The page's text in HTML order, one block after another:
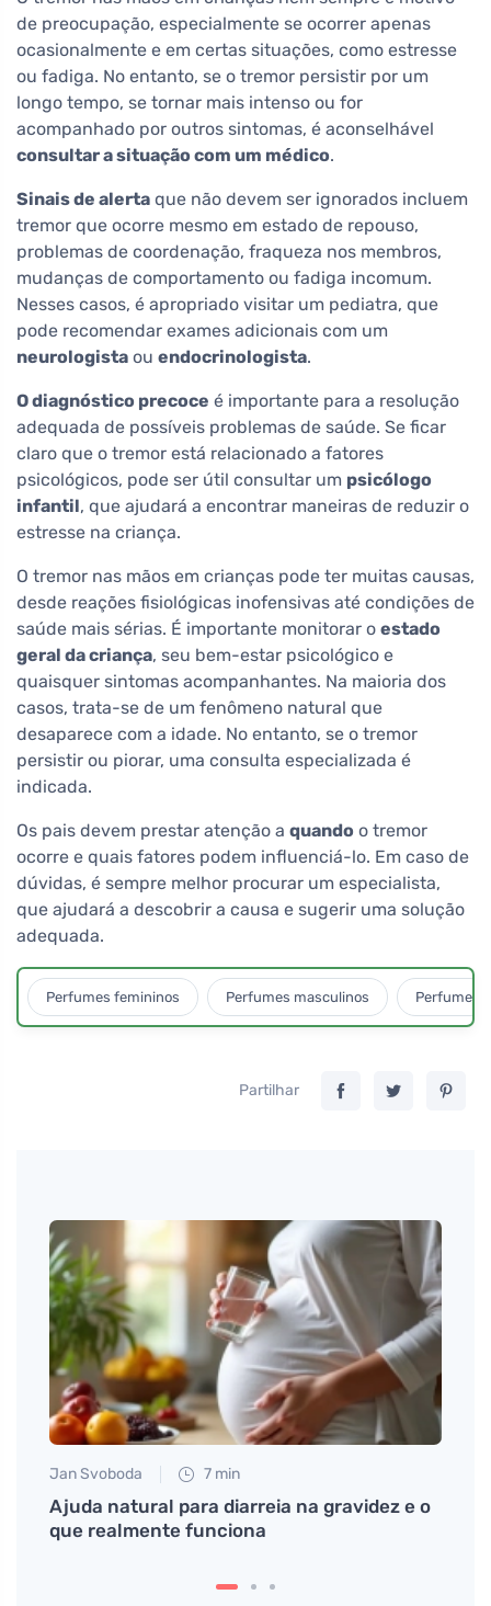
de preocupação, especialmente se ocorrer apenas
ocasionalmente e em certas situações, como estresse
ou fadiga. No entanto, se o tremor persistir por um
longo tempo, se tornar mais intenso ou for
acompanhado por outros sintomas, é aconselhável
consultar a situação com um médico.
Sinais de alerta que não devem ser ignorados incluem
tremor que ocorre mesmo em estado de repouso,
problemas de coordenação, fraqueza nos membros,
mudanças de comportamento ou fadiga incomum.
Nesses casos, é apropriado visitar um pediatra, que
pode recomendar exames adicionais com um
neurologista ou endocrinologista.
O diagnóstico precoce é importante para a resolução
adequada de possíveis problemas de saúde. Se ficar
claro que o tremor está relacionado a fatores
psicológicos, pode ser útil consultar um psicólogo
infantil, que ajudará a encontrar maneiras de reduzir o
estresse na criança.
O tremor nas mãos em crianças pode ter muitas causas,
desde reações fisiológicas inofensivas até condições de
saúde mais sérias. É importante monitorar o estado
geral da criança, seu bem-estar psicológico e
quaisquer sintomas acompanhantes. Na maioria dos
casos, trata-se de um fenômeno natural que
desaparece com a idade. No entanto, se o tremor
persistir ou piorar, uma consulta especializada é
indicada.
Os pais devem prestar atenção a quando o tremor
ocorre e quais fatores podem influenciá-lo. Em caso de
dúvidas, é sempre melhor procurar um especialista,
que ajudará a descobrir a causa e sugerir uma solução
adequada.
Perfumes femininos Perfumes masculinos Perfumes
Partilhar
Jan Svoboda 7 min
Ajuda natural para diarreia na gravidez e o
que realmente funciona